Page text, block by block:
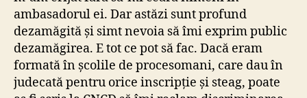
ambasadorul ei. Dar astăzi sunt profund
dezamăgită și simt nevoia să îmi exprim public
dezamăgirea. E tot ce pot să fac. Dacă eram
formată în școlile de procesomani, care dau în
judecată pentru orice inscripție și steag, poate